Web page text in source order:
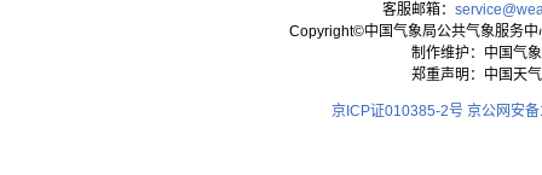
客服邮箱：
Copyright©中国气象局公共气象服务
制作维护：中国气
郑重声明：中国天
京ICP证010385-2号 京公网安